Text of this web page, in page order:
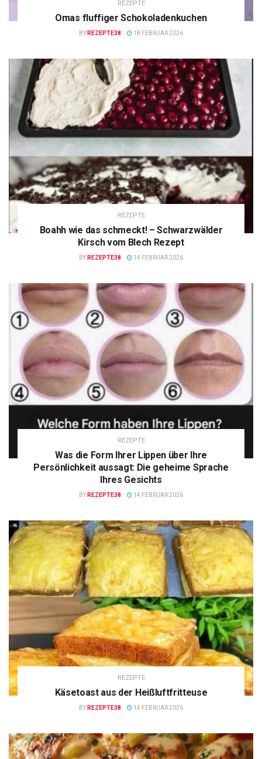
REZEPTE
Omas fluffiger Schokoladenkuchen
BY REZEPTE38 18 FEBRUAR 2026
REZEPTE
Boahh wie das schmeckt! – Schwarzwälder
Kirsch vom Blech Rezept
BY REZEPTE38 14 FEBRUAR 2026
REZEPTE
Was die Form Ihrer Lippen über Ihre
Persönlichkeit aussagt: Die geheime Sprache
Ihres Gesichts
BY REZEPTE38 14 FEBRUAR 2026
REZEPTE
Käsetoast aus der Heißluftfritteuse
BY REZEPTE38 14 FEBRUAR 2026